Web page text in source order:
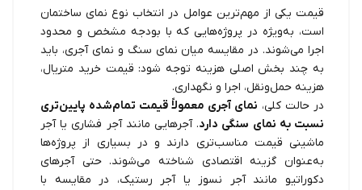
قیمت یکی از مهم‌ترین عوامل در انتخاب نوع نمای ساختمان
است، به‌ویژه در پروژه‌هایی که با بودجه مشخص و محدود
اجرا می‌شوند. در مقایسه میان نمای سنگ و نمای آجری، باید
به چند بخش اصلی هزینه توجه شود: قیمت خرید متریال،
هزینه حمل‌ونقل، اجرا و نگهداری.
در حالت کلی، نمای آجری معمولاً قیمت تمام‌شده پایین‌تری
نسبت به نمای سنگی دارد. آجرهایی مانند آجر فشاری یا آجر
ماشینی قیمت مناسب‌تری دارند و در بسیاری از پروژه‌ها
به‌عنوان گزینه اقتصادی شناخته می‌شوند. حتی آجرهای
دکوراتیو مانند آجر نسوز یا آجر رستیک، در مقایسه با